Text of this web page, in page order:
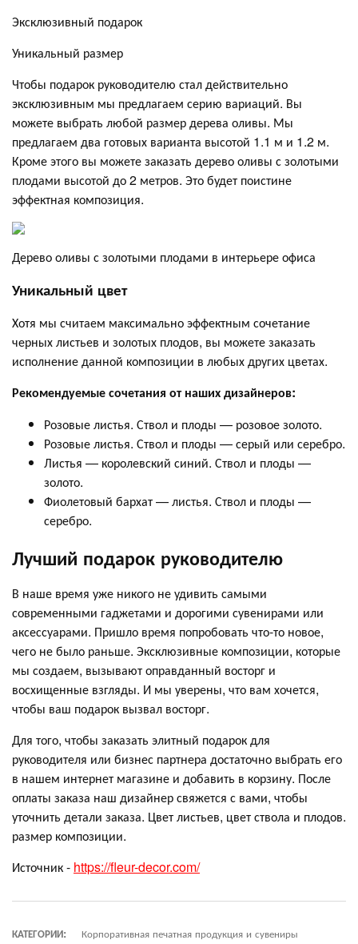
Эксклюзивный подарок
Уникальный размер
Чтобы подарок руководителю стал действительно
эксклюзивным мы предлагаем серию вариаций. Вы
можете выбрать любой размер дерева оливы. Мы
предлагаем два готовых варианта высотой 1.1 м и 1.2 м.
Кроме этого вы можете заказать дерево оливы с золотыми
плодами высотой до 2 метров. Это будет поистине
эффектная композиция.
Дерево оливы с золотыми плодами в интерьере офиса
Уникальный цвет
Хотя мы считаем максимально эффектным сочетание
черных листьев и золотых плодов, вы можете заказать
исполнение данной композиции в любых других цветах.
Рекомендуемые сочетания от наших дизайнеров:
Розовые листья. Ствол и плоды — розовое золото.
Розовые листья. Ствол и плоды — серый или серебро.
Листья — королевский синий. Ствол и плоды —
золото.
Фиолетовый бархат — листья. Ствол и плоды —
серебро.
Лучший подарок руководителю
В наше время уже никого не удивить самыми
современными гаджетами и дорогими сувенирами или
аксессуарами. Пришло время попробовать что-то новое,
чего не было раньше. Эксклюзивные композиции, которые
мы создаем, вызывают оправданный восторг и
восхищенные взгляды. И мы уверены, что вам хочется,
чтобы ваш подарок вызвал восторг.
Для того, чтобы заказать элитный подарок для
руководителя или бизнес партнера достаточно выбрать его
в нашем интернет магазине и добавить в корзину. После
оплаты заказа наш дизайнер свяжется с вами, чтобы
уточнить детали заказа. Цвет листьев, цвет ствола и плодов.
размер композиции.
Источник - https://fleur-decor.com/
КАТЕГОРИИ:
Корпоративная печатная продукция и сувениры